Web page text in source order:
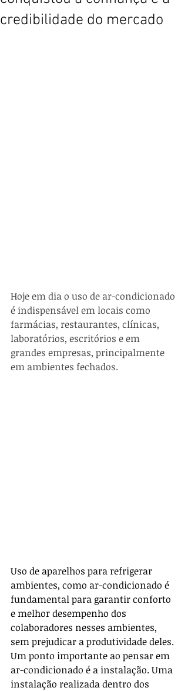
credibilidade do mercado
Hoje em dia o uso de ar-condicionado
é indispensável em locais como
farmácias, restaurantes, clínicas,
laboratórios, escritórios e em
grandes empresas, principalmente
em ambientes fechados.
Uso de aparelhos para refrigerar
ambientes, como ar-condicionado é
fundamental para garantir conforto
e melhor desempenho dos
colaboradores nesses ambientes,
sem prejudicar a produtividade deles.
Um ponto importante ao pensar em
ar-condicionado é a instalação. Uma
instalação realizada dentro dos